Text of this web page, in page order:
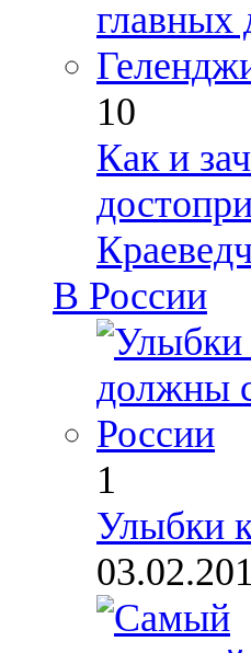
10
Как и
В России
1
Улыбки